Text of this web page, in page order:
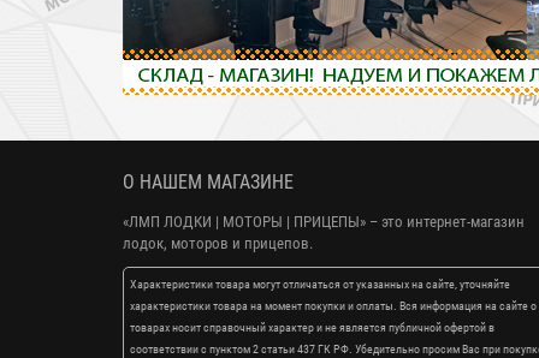
О НАШЕМ МАГАЗИНЕ
«ЛМП ЛОДКИ | МОТОРЫ | ПРИЦЕПЫ» – это интернет-магазин
лодок, моторов и прицепов.
Характеристики товара могут отличаться от указанных на сайте, уточняйте
характеристики товара на момент покупки и оплаты. Вся информация на сайте о
товарах носит справочный характер и не является публичной офертой в
соответствии с пунктом 2 статьи 437 ГК РФ. Убедительно просим Вас при